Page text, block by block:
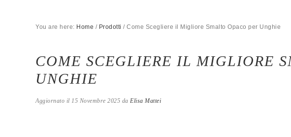
You are here: Home / Prodotti /Come Scegliere il Migliore Smalto Opaco per Unghie
COME SCEGLIERE IL MIGLIORE
UNGHIE
Aggiornato il 15 Novembre 2025 da Elisa Mattei